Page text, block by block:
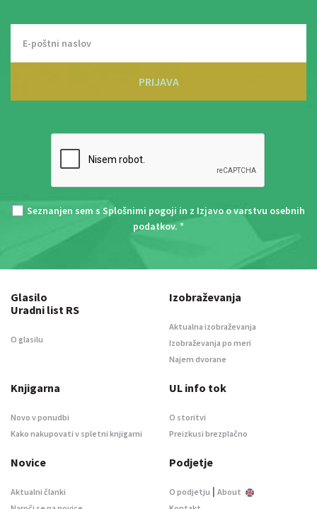
PRIJAVA
Seznanjen sem s Splošnimi pogoji in z Izjavo o varstvu osebnih
podatkov. *
Glasilo
Uradni list RS
O glasilu
Izobraževanja
Aktualna izobraževanja
Izobraževanja po meri
Najem dvorane
Knjigarna
Novo v ponudbi
Kako nakupovati v spletni knjigarni
UL info tok
O storitvi
Preizkusi brezplačno
Novice
Aktualni članki
Podjetje
O podjetju | About